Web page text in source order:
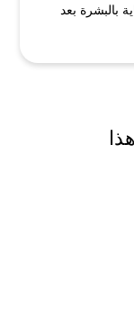
بالبشرة بعد